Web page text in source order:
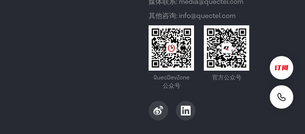
其他咨询: info@quectel.com
QuecDevZone
公众号
官方公众号